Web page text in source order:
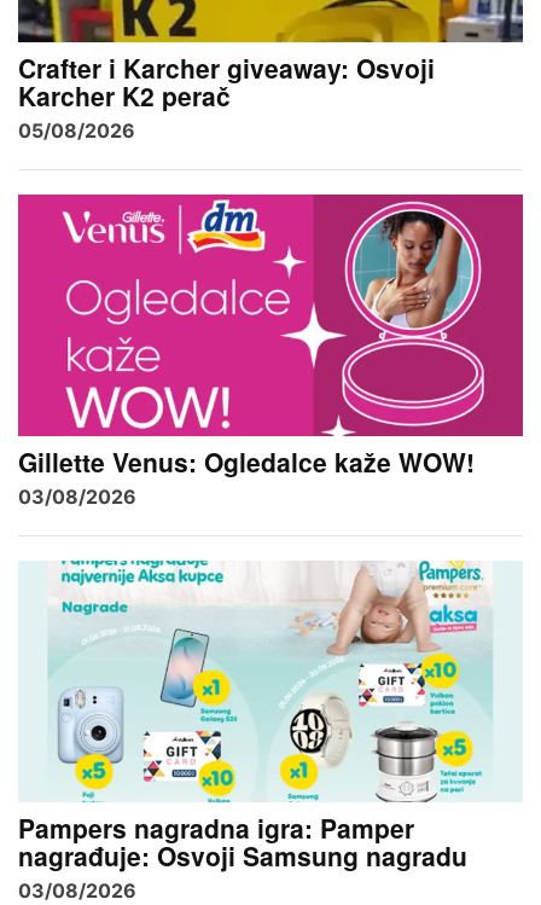
Crafter i Karcher giveaway: Osvoji
Karcher K2 perač
05/08/2026
Gillette Venus: Ogledalce kaže WOW!
03/08/2026
Pampers nagradna igra: Pamper
nagrađuje: Osvoji Samsung nagradu
03/08/2026